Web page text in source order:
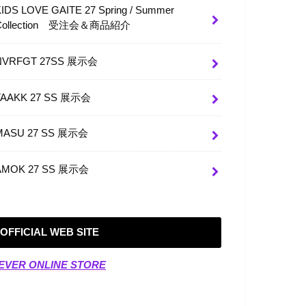
LOVE GAITE 27 Spring / Summer
受注会＆商品紹介
27SS 展示会
27 SS 展示会
27 SS 展示会
27 SS 展示会
OFFICIAL WEB SITE
ONLINE STORE